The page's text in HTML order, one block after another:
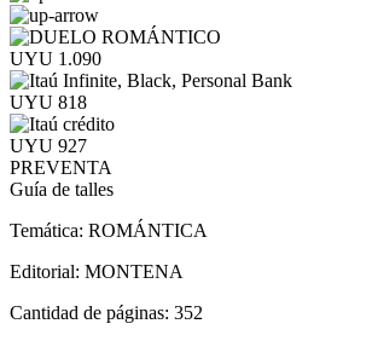
UYU 1.090
UYU 818
UYU 927
PREVENTA
Guía de talles
Temática: ROMÁNTICA
Editorial: MONTENA
Cantidad de páginas: 352